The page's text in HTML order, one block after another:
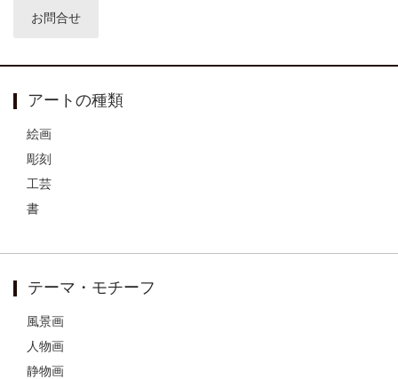
アートの種類
絵画
彫刻
工芸
書
テーマ・モチーフ
風景画
人物画
静物画